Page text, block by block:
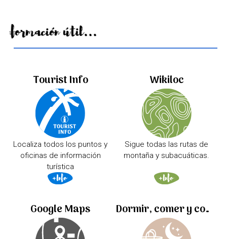
Información útil...
Tourist Info
Localiza todos los puntos y
oficinas de información
turística
Wikiloc
Sigue todas las rutas de
montaña y subacuáticas.
Google Maps Dormir, comer y comprar